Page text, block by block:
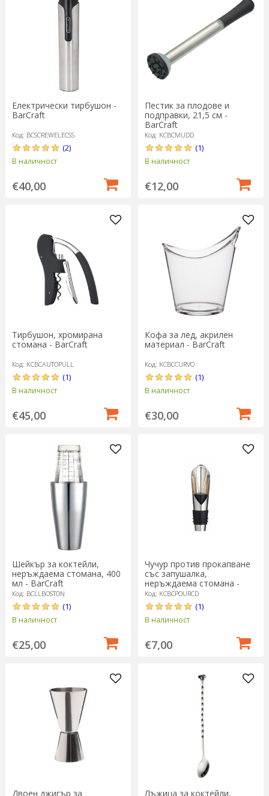
Електрически тирбушон -
BarCraft
Код: BCSCREWELECSS
(2)
В наличност
€40,00
Пестик за плодове и
подправки, 21,5 см -
BarCraft
Код: KCBCMUDD
(1)
В наличност
€12,00
Тирбушон, хромирана
стомана - BarCraft
Код: KCBCAUTOPULL
(1)
В наличност
€45,00
Кофа за лед, акрилен
материал - BarCraft
Код: KCBCCURVO
(1)
В наличност
€30,00
Шейкър за коктейли,
неръждаема стомана, 400
мл - BarCraft
Код: BCLLBOSTON
(1)
В наличност
€25,00
Чучур против прокапване
със запушалка,
неръждаема стомана -
BarCraft
Код: KCBCPOURCD
(1)
В наличност
€7,00
Двоен джигър за Лъжица за коктейли,